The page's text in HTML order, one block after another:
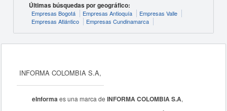
Últimas búsquedas por geográfico:
Empresas Bogotá Empresas Antioquía
Empresas Valle
Empresas Atlántico
Empresas Cundinamarca
INFORMA COLOMBIA S.A,
eInformaes una marca deINFORMA COLOMBIA S.A,